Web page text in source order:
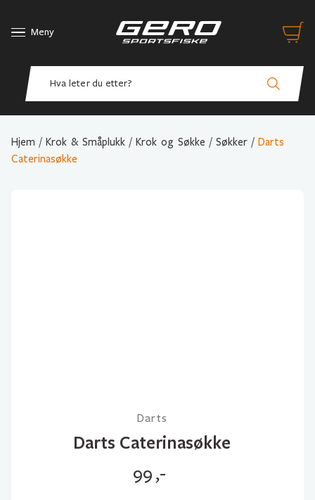
Meny
Hjem / Krok & Småplukk / Krok og Søkke / Søkker / Darts
Caterinasøkke
Darts
Darts Caterinasøkke
99,-